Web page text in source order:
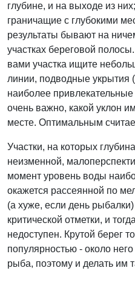
глубине, и на выходе из
граничащие с глубокими
результаты бывают на
участках береговой
вами участка ищите
линии, подводные укрытия
наиболее
очень важно, какой уклон
месте. Оптимальным
Участки, на которых
неизменной,
момент уровень воды
окажется рассеянной по
(а хуже, если день
критической отметки, и
недоступен. Крутой берег
популярностью - около
рыба, поэтому и делать им